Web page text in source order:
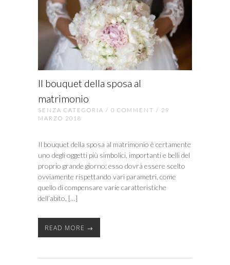
Il bouquet della sposa al
matrimonio
SENZA CATEGORIA / 0 COMMENT / 29
MARZO 2018
Il bouquet della sposa al matrimonio è certamente
uno degli oggetti più simbolici, importanti e belli del
proprio grande giorno; esso dovrà essere scelto
ovviamente rispettando vari parametri, come
quello di compensare varie caratteristiche
dell’abito, […]
READ MORE →